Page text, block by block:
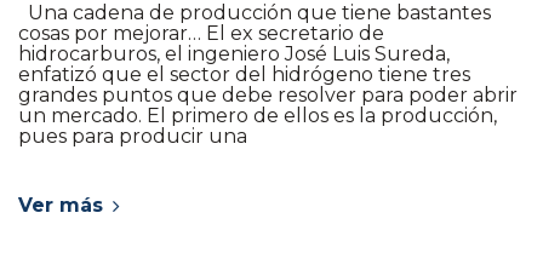
Una cadena de producción que tiene bastantes
cosas por mejorar… El ex secretario de
hidrocarburos, el ingeniero José Luis Sureda,
enfatizó que el sector del hidrógeno tiene tres
grandes puntos que debe resolver para poder abrir
un mercado. El primero de ellos es la producción,
pues para producir una
Ver más